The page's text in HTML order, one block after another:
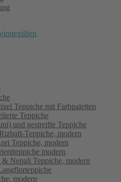
Teppiche mit Farbpaletten
Teppiche
und gestreifte Teppiche
Teppiche, modern
Teppiche, modern
modern
& Nepali Teppiche, modern
modern